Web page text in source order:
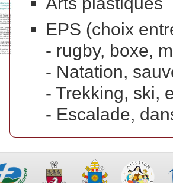
EPS (choix
- rugby, boxe,
- Natation,
- Trekking, ski,
- Escalade,